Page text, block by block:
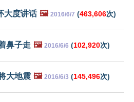
大度讲话 🖼️ 2016/6/7 (463,606次)
鼻子走 🖼️ 2016/6/6 (102,920次)
大地震 🖼️ 2016/6/3 (145,496次)